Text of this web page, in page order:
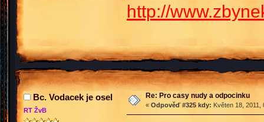
http://
Bc. Vodacek je osel
RT ŽvB
Re: Pro casy nudy a odpocinku
« Odpověď #325 kdy: Květen 18, 2011,